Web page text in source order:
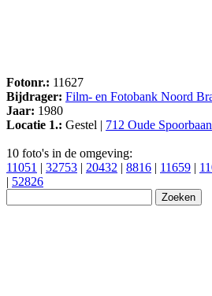
Fotonr.: 11627
Bijdrager: Film- en Fotobank Noord
Jaar: 1980
Locatie 1.: Gestel | 712 Oude Spoorbaan
10 foto's in de omgeving:
11051 | 32753 | 20432 | 8816 | 11659 |
| 52826